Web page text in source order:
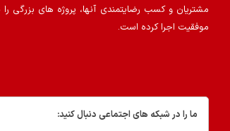
مشتریان و کسب رضایتمندی آنها، پروژه های بزرگی را
موفقیت اجرا کرده است.
ما را در شبکه های اجتماعی دنبال کنید: